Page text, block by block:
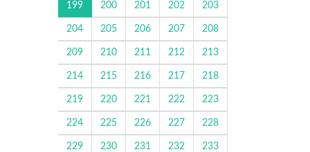
199 200 201 202 203
204 205 206 207 208
209 210 211 212 213
214 215 216 217 218
219 220 221 222 223
224 225 226 227 228
229 230 231 232 233